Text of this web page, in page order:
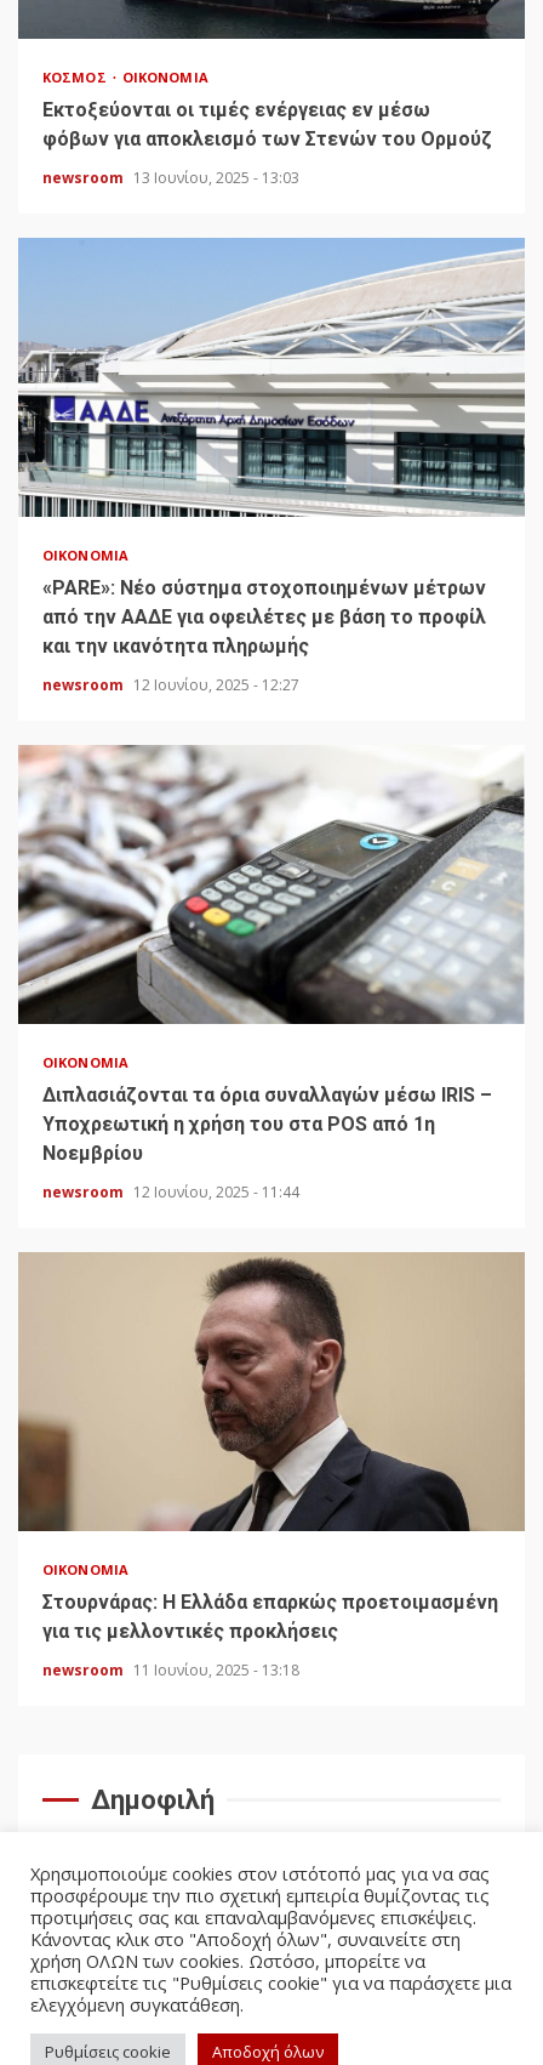
ΚΌΣΜΟΣ ΟΙΚΟΝΟΜΊΑ
Εκτοξεύονται οι τιμές ενέργειας εν μέσω
φόβων για αποκλεισμό των Στενών του Ορμούζ
newsroom 13 Ιουνίου, 2025 - 13:03
ΟΙΚΟΝΟΜΊΑ
«PARE»: Νέο σύστημα στοχοποιημένων μέτρων
από την ΑΑΔΕ για οφειλέτες με βάση το προφίλ
και την ικανότητα πληρωμής
newsroom 12 Ιουνίου, 2025 - 12:27
ΟΙΚΟΝΟΜΊΑ
Διπλασιάζονται τα όρια συναλλαγών μέσω IRIS –
Υποχρεωτική η χρήση του στα POS από 1η
Νοεμβρίου
newsroom 12 Ιουνίου, 2025 - 11:44
ΟΙΚΟΝΟΜΊΑ
Στουρνάρας: Η Ελλάδα επαρκώς προετοιμασμένη
για τις μελλοντικές προκλήσεις
newsroom 11 Ιουνίου, 2025 - 13:18
Δημοφιλή
Χρησιμοποιούμε cookies στον ιστότοπό μας για να σας
προσφέρουμε την πιο σχετική εμπειρία θυμίζοντας τις
προτιμήσεις σας και επαναλαμβανόμενες επισκέψεις.
Κάνοντας κλικ στο "Αποδοχή όλων", συναινείτε στη
χρήση ΟΛΩΝ των cookies. Ωστόσο, μπορείτε να
επισκεφτείτε τις "Ρυθμίσεις cookie" για να παράσχετε μια
ελεγχόμενη συγκατάθεση.
Ρυθμίσεις cookie Αποδοχή όλων